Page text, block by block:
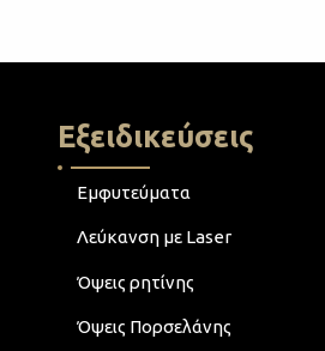
Εξειδικεύσεις
Εμφυτεύματα
Λεύκανση με Laser
Όψεις ρητίνης
Όψεις Πορσελάνης